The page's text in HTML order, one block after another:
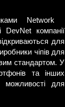
Network
DevNet компанії
для
чіпів для
стандартом. У
та інших
можливості для